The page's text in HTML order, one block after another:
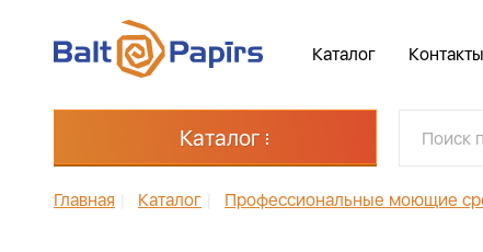
Каталог Контакты
Каталог
Главная Каталог Профессиональные моющие